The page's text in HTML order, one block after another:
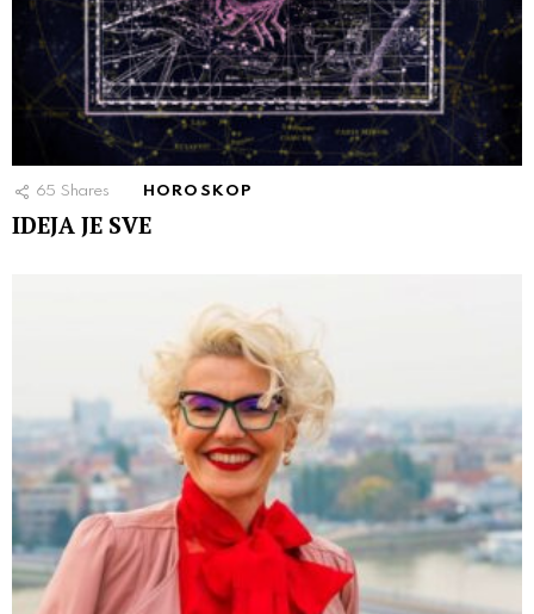
65 Shares HOROSKOP
IDEJA JE SVE